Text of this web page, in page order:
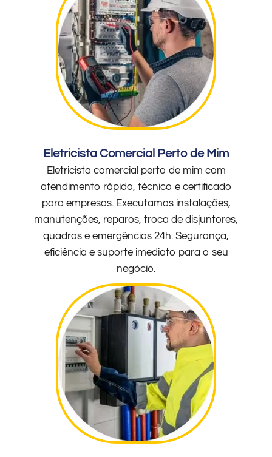
Eletricista Comercial Perto de Mim
Eletricista comercial perto de mim com
atendimento rápido, técnico e certificado
para empresas. Executamos instalações,
manutenções, reparos, troca de disjuntores,
quadros e emergências 24h. Segurança,
eficiência e suporte imediato para o seu
negócio.